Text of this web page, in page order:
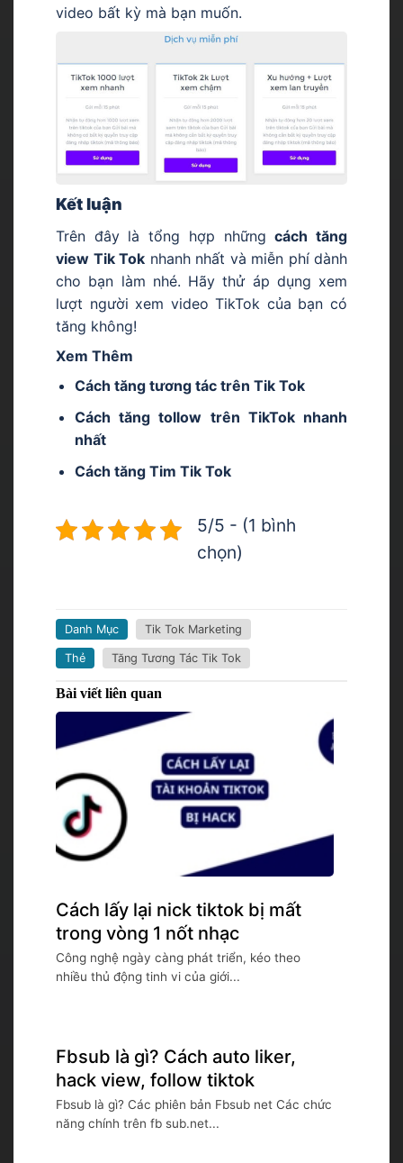
video bất kỳ mà bạn muốn.
Kết luận
Trên đây là tổng hợp nhữngcách tăng
view Tik Tok nhanh nhất và miễn phí dành
cho bạn làm nhé. Hãy thử áp dụng xem
lượt người xem video TikTok của bạn có
tăng không!
Xem Thêm
Cách tăng tương tác trên Tik Tok
Cách tăng tollow trên TikToknhanh
nhất
Cách tăng Tim Tik Tok
5/5 - (1 bình
chọn)
Danh Mục Tik Tok Marketing
Thẻ Tăng Tương Tác Tik Tok
Bài viết liên quan
Cách lấy lại nick tiktok bị mất
trong vòng 1 nốt nhạc
Công nghệ ngày càng phát triển, kéo theo
nhiều thủ động tinh vi của giới...
Fbsub là gì? Cách auto liker,
hack view, follow tiktok
Fbsub là gì? Các phiên bản Fbsub net Các chức
năng chính trên fb sub.net...